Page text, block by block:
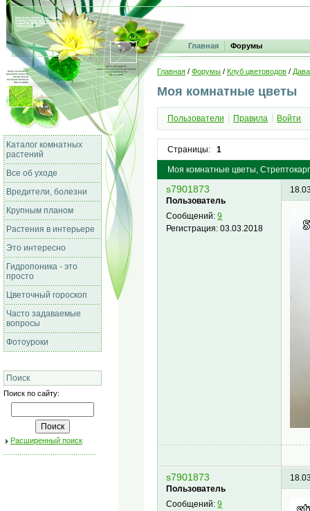
Главная Форумы
Каталог комнатных
растений
Все об уходе
Вредители, болезни
Крупным планом
Растения в интерьере
Это интересно
Гидропоника - это
просто
Цветочный гороскоп
Часто задаваемые
вопросы
Фотоуроки
Поиск
Поиск по сайту:
Расширенный поиск
Главная / Форумы / Клуб цветоводов /
Моя комнатные цветы
Пользователи Правила Войти
Страницы: 1
Моя комнатные цветы,
s7901873
Пользователь
Сообщений:9
Регистрация:03.03.2018
s7901873
Пользователь
Сообщений:9